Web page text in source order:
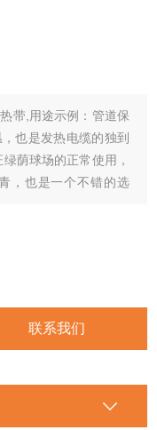
带,用途示例：管道保
也是发热电缆的独到
荫球场的正常使用，
，也是一个不错的选
育。
联系我们